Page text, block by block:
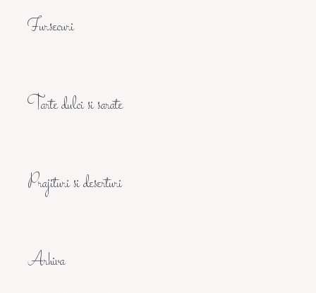
Fursecuri
Tarte dulci si sarate
Prajituri si deserturi
Arhiva